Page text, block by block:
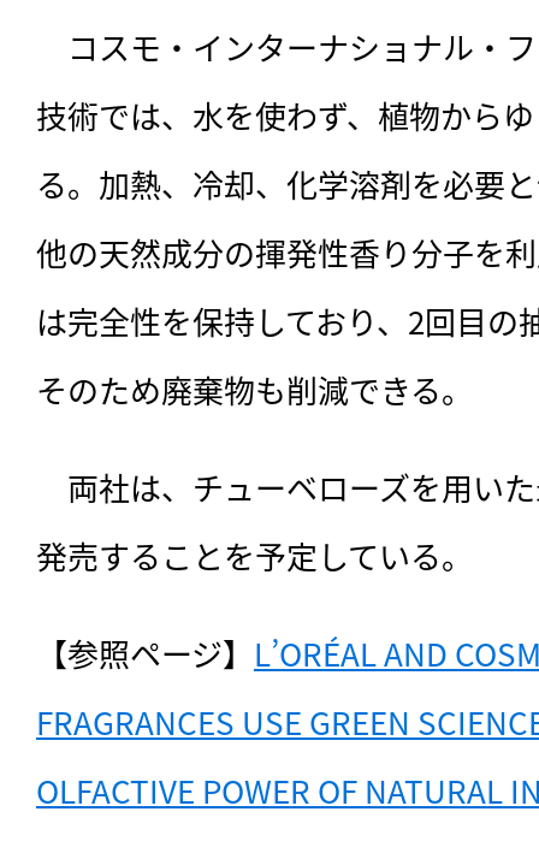
コスモ・インターナショナル・
技術では、水を使わず、植物から
る。加熱、冷却、化学溶剤を必要
他の天然成分の揮発性香り分子を
は完全性を保持しており、2回目の
そのため廃棄物も削減できる。
両社は、チューベローズを用い
発売することを予定している。
【参照ページ】 L’ORÉAL AND
FRAGRANCES USE GREEN
OLFACTIVE POWER OF NATURAL